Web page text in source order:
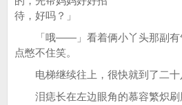
待，好吗？」
「哦——」看着俩小丫头那副有
点憋不住笑。
电梯继续往上，很快就到了二十
泪痣长在左边眼角的慕容繁炽刷